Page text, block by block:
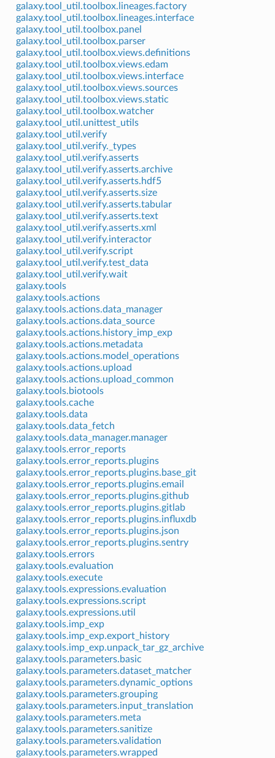
galaxy.tool_util.toolbox.lineages.factory
galaxy.tool_util.toolbox.lineages.interface
galaxy.tool_util.toolbox.panel
galaxy.tool_util.toolbox.parser
galaxy.tool_util.toolbox.views.definitions
galaxy.tool_util.toolbox.views.edam
galaxy.tool_util.toolbox.views.interface
galaxy.tool_util.toolbox.views.sources
galaxy.tool_util.toolbox.views.static
galaxy.tool_util.toolbox.watcher
galaxy.tool_util.unittest_utils
galaxy.tool_util.verify
galaxy.tool_util.verify._types
galaxy.tool_util.verify.asserts
galaxy.tool_util.verify.asserts.archive
galaxy.tool_util.verify.asserts.hdf5
galaxy.tool_util.verify.asserts.size
galaxy.tool_util.verify.asserts.tabular
galaxy.tool_util.verify.asserts.text
galaxy.tool_util.verify.asserts.xml
galaxy.tool_util.verify.interactor
galaxy.tool_util.verify.script
galaxy.tool_util.verify.test_data
galaxy.tool_util.verify.wait
galaxy.tools
galaxy.tools.actions
galaxy.tools.actions.data_manager
galaxy.tools.actions.data_source
galaxy.tools.actions.history_imp_exp
galaxy.tools.actions.metadata
galaxy.tools.actions.model_operations
galaxy.tools.actions.upload
galaxy.tools.actions.upload_common
galaxy.tools.biotools
galaxy.tools.cache
galaxy.tools.data
galaxy.tools.data_fetch
galaxy.tools.data_manager.manager
galaxy.tools.error_reports
galaxy.tools.error_reports.plugins
galaxy.tools.error_reports.plugins.base_git
galaxy.tools.error_reports.plugins.email
galaxy.tools.error_reports.plugins.github
galaxy.tools.error_reports.plugins.gitlab
galaxy.tools.error_reports.plugins.influxdb
galaxy.tools.error_reports.plugins.json
galaxy.tools.error_reports.plugins.sentry
galaxy.tools.errors
galaxy.tools.evaluation
galaxy.tools.execute
galaxy.tools.expressions.evaluation
galaxy.tools.expressions.script
galaxy.tools.expressions.util
galaxy.tools.imp_exp
galaxy.tools.imp_exp.export_history
galaxy.tools.imp_exp.unpack_tar_gz_archive
galaxy.tools.parameters.basic
galaxy.tools.parameters.dataset_matcher
galaxy.tools.parameters.dynamic_options
galaxy.tools.parameters.grouping
galaxy.tools.parameters.input_translation
galaxy.tools.parameters.meta
galaxy.tools.parameters.sanitize
galaxy.tools.parameters.validation
galaxy.tools.parameters.wrapped